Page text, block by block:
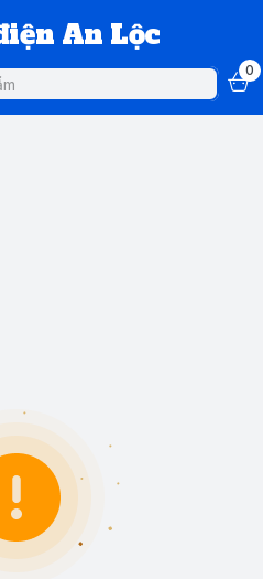
An Lộc
0